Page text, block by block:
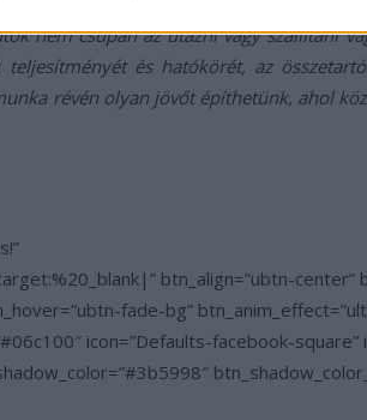
nem csupán az utazni vagy szállítani
és hatókörét, az
révén olyan jövőt építhetünk, ahol
btn_align=”ubtn-center”
fade-bg”
icon=”Defaults-facebook-square”